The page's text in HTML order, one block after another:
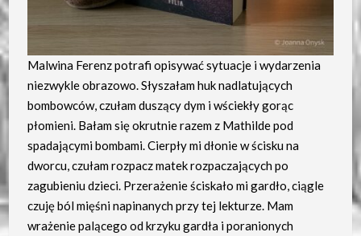
Malwina Ferenz potrafi opisywać sytuacje i wydarzenia
niezwykle obrazowo. Słyszałam huk nadlatujących
bombowców, czułam duszący dym i wściekły gorąc
płomieni. Bałam się okrutnie razem z Mathilde pod
spadającymi bombami. Cierpły mi dłonie w ścisku na
dworcu, czułam rozpacz matek rozpaczających po
zagubieniu dzieci. Przerażenie ściskało mi gardło, ciągle
czuję ból mięśni napinanych przy tej lekturze. Mam
wrażenie palącego od krzyku gardła i poranionych